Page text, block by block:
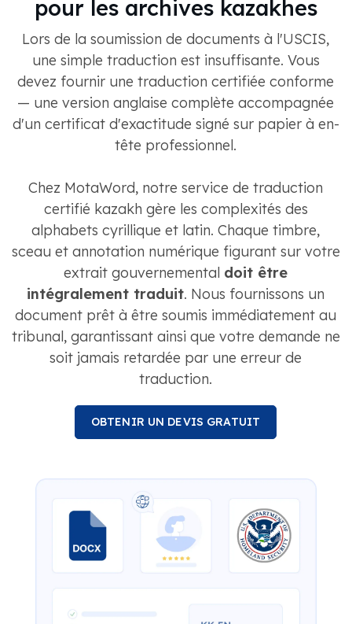
pour les archives kazakhes
Lors de la soumission de documents à l'USCIS,
une simple traduction est insuffisante. Vous
devez fournir une traduction certifiée conforme
— une version anglaise complète accompagnée
d'un certificat d'exactitude signé sur papier à en-
tête professionnel.
Chez MotaWord, notre service de traduction
certifié kazakh gère les complexités des
alphabets cyrillique et latin. Chaque timbre,
sceau et annotation numérique figurant sur votre
extrait gouvernemental doit être
intégralement traduit. Nous fournissons un
document prêt à être soumis immédiatement au
tribunal, garantissant ainsi que votre demande ne
soit jamais retardée par une erreur de
traduction.
OBTENIR UN DEVIS GRATUIT